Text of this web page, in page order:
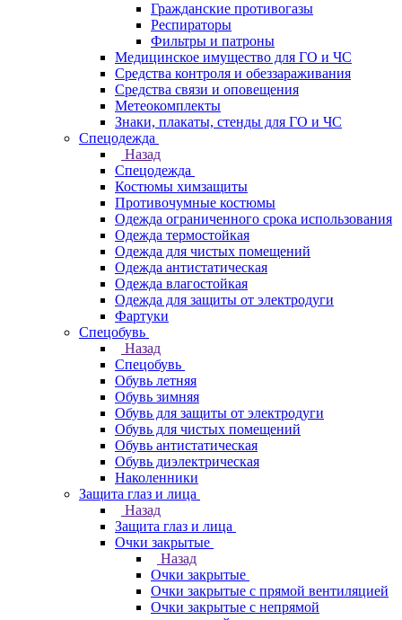
Гражданские противогазы
Респираторы
Фильтры и патроны
Медицинское имущество для ГО и ЧС
Средства контроля и обеззараживания
Средства связи и оповещения
Метеокомплекты
Знаки, плакаты, стенды для ГО и ЧС
Спецодежда
Назад
Спецодежда
Костюмы химзащиты
Противочумные костюмы
Одежда ограниченного срока использования
Одежда термостойкая
Одежда для чистых помещений
Одежда антистатическая
Одежда влагостойкая
Одежда для защиты от электродуги
Фартуки
Спецобувь
Назад
Спецобувь
Обувь летняя
Обувь зимняя
Обувь для защиты от электродуги
Обувь для чистых помещений
Обувь антистатическая
Обувь диэлектрическая
Наколенники
Защита глаз и лица
Назад
Защита глаз и лица
Очки закрытые
Назад
Очки закрытые
Очки закрытые с прямой вентиляцией
Очки закрытые с непрямой